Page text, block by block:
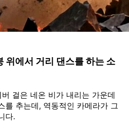
위에서 거리 댄스를 하는 소
걸은 네온 비가 내리는 가운데
를 추는데, 역동적인 카메라가 그
다.